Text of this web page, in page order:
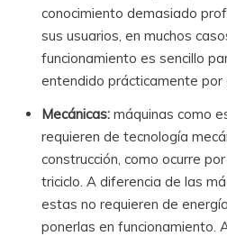
conocimiento demasiado
sus usuarios, en muchos
funcionamiento es sencillo
entendido prácticamente por
Mecánicas:máquinas como
requieren de tecnología
construcción, como ocurre
triciclo. A diferencia de las
estas no requieren de
ponerlas en funcionamiento.